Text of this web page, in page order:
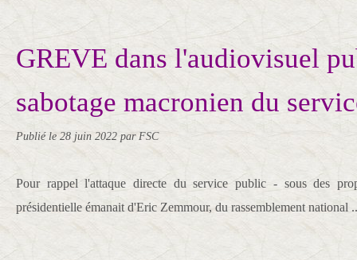
GREVE dans l'audiovisuel
sabotage macronien du
Publié le 28 juin 2022 par FSC
Pour rappel l'attaque directe du service public - sous des
présidentielle émanait d'Eric Zemmour, du rassemblement national